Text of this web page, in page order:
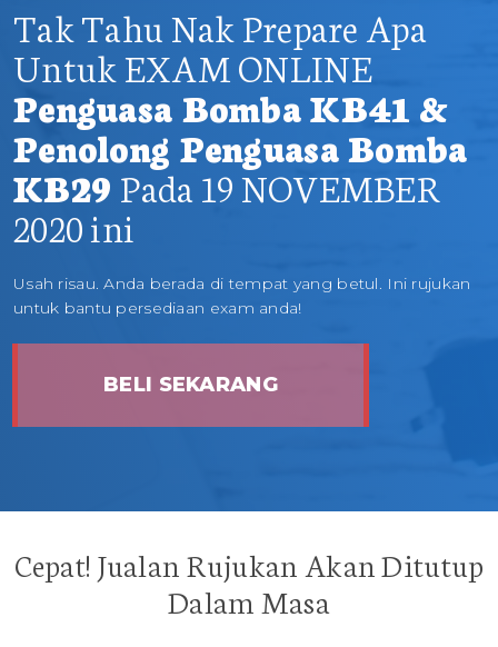
Tak Tahu Nak Prepare Apa
Untuk EXAM ONLINE
Penguasa Bomba KB41 &
Penolong Penguasa Bomba
KB29 Pada 19 NOVEMBER
2020 ini
Usah risau. Anda berada di tempat yang betul. Ini rujukan
untuk bantu persediaan exam anda!
BELI SEKARANG
Cepat! Jualan Rujukan Akan Ditutup
Dalam Masa